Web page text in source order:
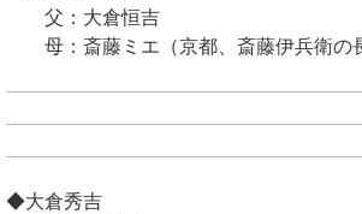
父：大倉恒吉
母：斎藤ミエ（京都、斎藤伊兵衛の
◆大倉秀吉